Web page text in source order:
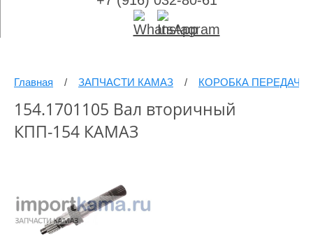
Главная / ЗАПЧАСТИ КАМАЗ / КОРОБКА ПЕРЕДАЧ
154.1701105 Вал вторичный
КПП-154 КАМАЗ